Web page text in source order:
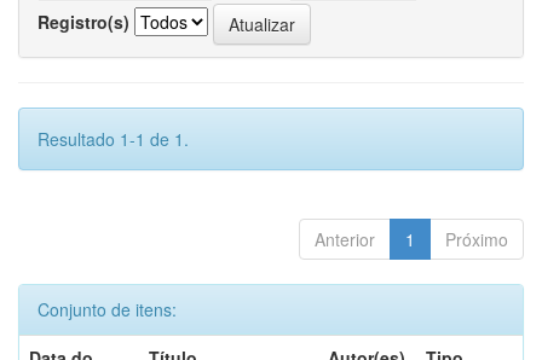
Registro(s)
Resultado 1-1 de 1.
Anterior 1 Próximo
Conjunto de itens: